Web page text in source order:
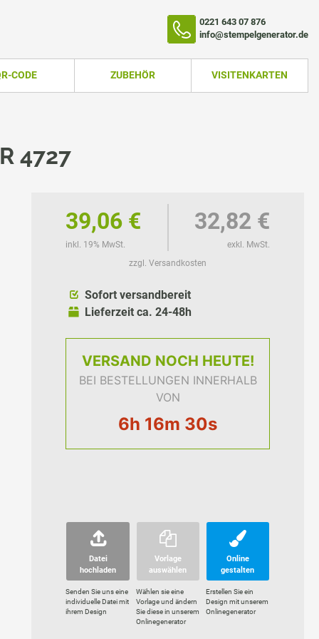
0221 643 07 876
info@stempelgenerator.de
CODE ZUBEHÖR VISITENKARTEN
4727
39,06 €
inkl. 19% MwSt.
32,82 €
exkl. MwSt.
zzgl. Versandkosten
Sofort versandbereit
Lieferzeit ca. 24-48h
VERSAND NOCH HEUTE!
BEI BESTELLUNGEN INNERHALB
VON
6h 16m 29s
Datei
hochladen
Senden Sie uns eine
individuelle Datei mit
ihrem Design
Vorlage
auswählen
Wählen sie eine
Vorlage und ändern
Sie diese in unserem
Onlinegenerator
Online
gestalten
Erstellen Sie ein
Design mit unserem
Onlinegenerator